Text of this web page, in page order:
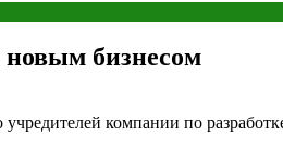
бизнесом
компании по